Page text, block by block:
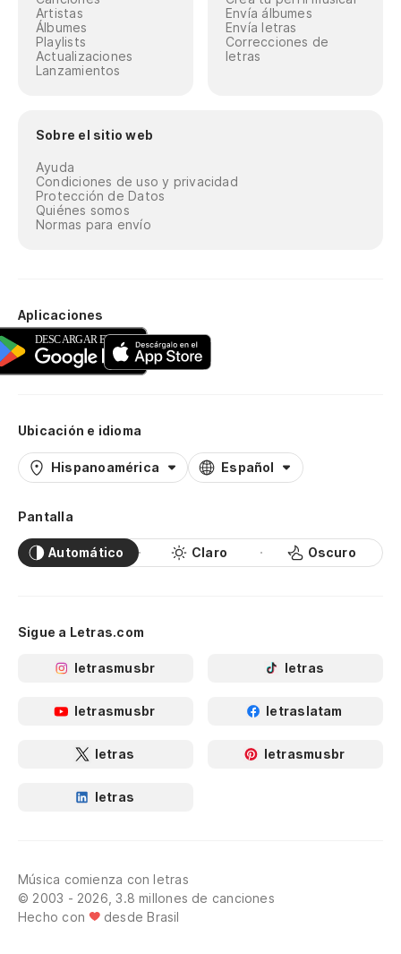
Artistas
Álbumes
Playlists
Actualizaciones
Lanzamientos
Envía álbumes
Envía letras
Correcciones de
letras
Sobre el sitio web
Ayuda
Condiciones de uso y privacidad
Protección de Datos
Quiénes somos
Normas para envío
Aplicaciones
Ubicación e idioma
Hispanoamérica Español
Pantalla
Automático Claro Oscuro
Sigue a Letras.com
letrasmusbr letras
letrasmusbr letraslatam
letras letrasmusbr
letras
Música comienza con letras
© 2003 - 2026, 3.8 millones de canciones
Hecho con
desde Brasil